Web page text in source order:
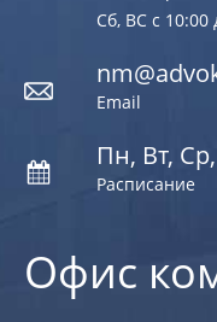
Офис
Сб, ВС с 10:00
Email
Пн, Вт,
Расписание